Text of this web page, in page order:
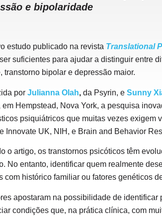
e bipolaridade
estudo publicado na revista Translational
suficientes para ajudar a distinguir entre
transtorno bipolar e depressão maior.
por Julianna Olah, da Psyrin, e Sunny
em Hempstead, Nova York, a pesquisa
psiquiátricos que muitas vezes exigem
Innovate UK, NIH, e Brain and Behavior
o artigo, os transtornos psicóticos têm
No entanto, identificar quem realmente
com histórico familiar ou fatores genéticos
apostaram na possibilidade de
condições que, na prática clínica, com